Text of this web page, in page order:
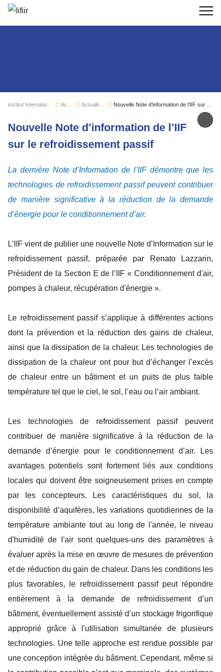
Actualités de l'IIF
Nouvelle Note d’information de l’IIF
sur le refroidissement passif
La dernière Note d’Information de l’IIF démontre que les
technologies de refroidissement passif peuvent contribuer
de manière significative à la réduction de la demande
d’énergie pour le conditionnement d’air.
L’IIF vient de publier une nouvelle Note d’Information sur le
refroidissement passif, préparée par Renato Lazzarin,
Président de la Section E de l’IIF « Conditionnement d'air,
pompes à chaleur, récupération d'énergie ».
Le refroidissement passif s’applique à différentes actions
dont la prévention et la réduction des gains de chaleur,
ainsi que la dissipation de la chaleur. Les technologies de
dissipation de la chaleur ont pour but d’échanger l’excès
de chaleur entre un bâtiment et un puits de plus faible
température tel que le ciel, le sol, l’eau ou l’air ambiant.
Les technologies de refroidissement passif peuvent
contribuer de manière significative à la réduction de la
demande d’énergie pour le conditionnement d’air. Les
avantages potentiels sont fortement liés aux conditions
locales qui doivent être soigneusement prises en compte
par les concepteurs. Les caractéristiques du sol, la
disponibilité d’aquifères, les variations quotidiennes de la
température ambiante tout au long de l'année, le niveau
d'humidité de l'air sont quelques-uns des paramètres à
évaluer après la mise en œuvre de mesures de prévention
et de réduction du gain de chaleur. Dans les conditions les
plus favorables, le refroidissement passif peut répondre
entièrement à la demande de refroidissement d’un
bâtiment, éventuellement assisté d’un stockage frigorifique
approprié grâce à l'utilisation simultanée de plusieurs
technologies. Une telle approche est rendue possible par
une conception intégrée du bâtiment. Cependant, même si